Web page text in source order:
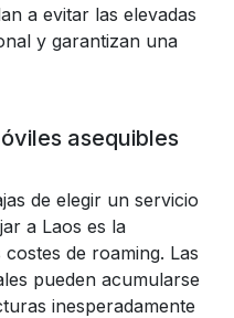
a evitar las elevadas
y garantizan una
asequibles
de elegir un servicio
a Laos es la
de roaming. Las
pueden acumularse
inesperadamente